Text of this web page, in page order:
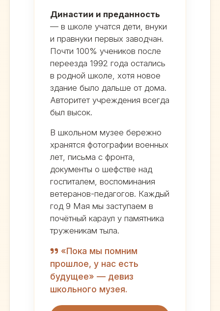
Династии и преданность
— в школе учатся дети, внуки
и правнуки первых заводчан.
Почти 100% учеников после
переезда 1992 года остались
в родной школе, хотя новое
здание было дальше от дома.
Авторитет учреждения всегда
был высок.
В школьном музее бережно
хранятся фотографии военных
лет, письма с фронта,
документы о шефстве над
госпиталем, воспоминания
ветеранов-педагогов. Каждый
год 9 Мая мы заступаем в
почётный караул у памятника
труженикам тыла.
«Пока мы помним
прошлое, у нас есть
будущее» — девиз
школьного музея.